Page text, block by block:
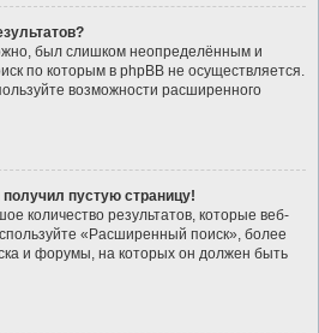
был слишком неопределённым и
по которым в phpBB не осуществляется.
возможности расширенного
получил пустую страницу!
количество результатов, которые веб-
«Расширенный поиск», более
и форумы, на которых он должен быть